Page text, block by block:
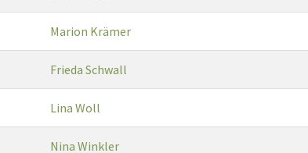
Marion Krämer
Frieda Schwall
Lina Woll
Nina Winkler